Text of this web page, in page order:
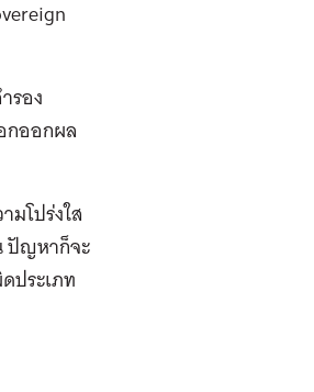
รอง
กออกผล
โปร่งใส
ปัญหาก็จะ
ประเภท